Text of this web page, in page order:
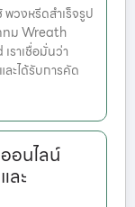
วงหรีดสำเร็จรูป
ทม Wreath
าเชื่อมั่นว่า
ะได้รับการคัด
อนไลน์
ละ